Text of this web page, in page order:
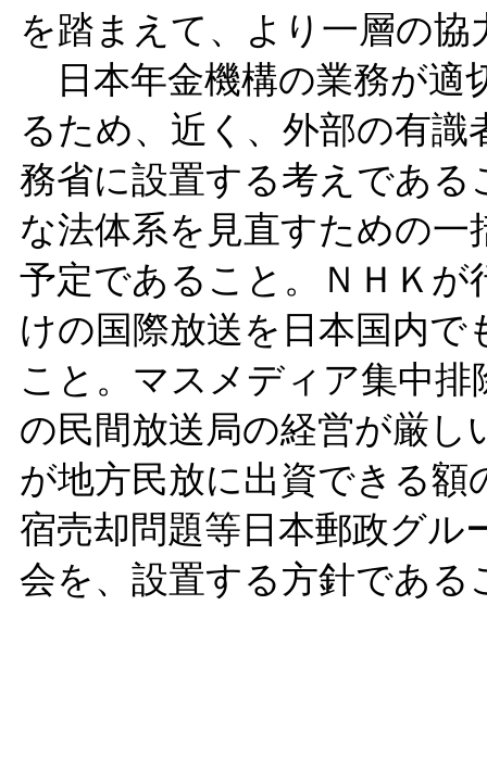
を踏まえて、より一層の
日本年金機構の業務が適
るため、近く、外部の有
務省に設置する考えであ
な法体系を見直すための
予定であること。ＮＨＫ
けの国際放送を日本国内
こと。マスメディア集中
の民間放送局の経営が厳し
が地方民放に出資できる
宿売却問題等日本郵政グ
会を、設置する方針であ